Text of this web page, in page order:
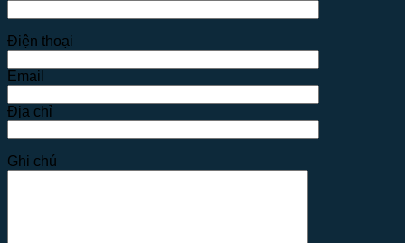
Điện thoại
Email
Địa chỉ
Ghi chú